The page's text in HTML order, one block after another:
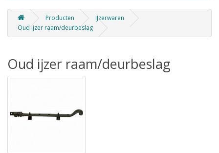
Producten
IJzerwaren
Oud ijzer raam/deurbeslag
Oud ijzer raam/deurbeslag